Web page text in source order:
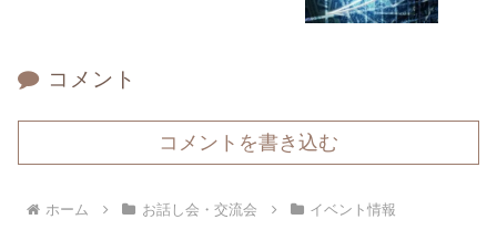
コメント
コメントを書き込む
ホーム お話し会・交流会 イベント情報